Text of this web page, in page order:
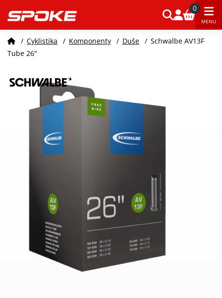
0
MENU
/ Cyklistika / Komponenty / Duše / Schwalbe AV13F
Tube 26"